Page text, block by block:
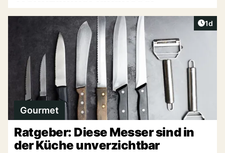
1d
Gourmet
Ratgeber: Diese Messer sind in
der Küche unverzichtbar